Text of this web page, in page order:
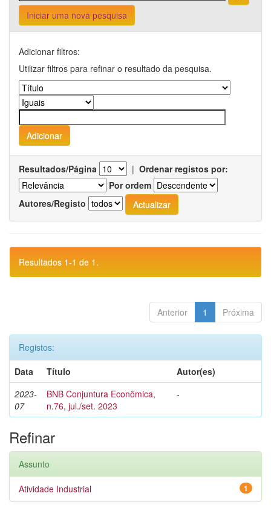
Iniciar uma nova pesquisa
Adicionar filtros:
Utilizar filtros para refinar o resultado da pesquisa.
Resultados/Página | Ordenar registos por:
Por ordem
Autores/Registo
Resultados 1-1 de 1.
Anterior 1 Próxima
Registos:
Data
Título
Autor(es)
2023-
07
BNB Conjuntura Econômica,
n.76, jul./set. 2023
-
Refinar
Assunto
1
Atividade Industrial